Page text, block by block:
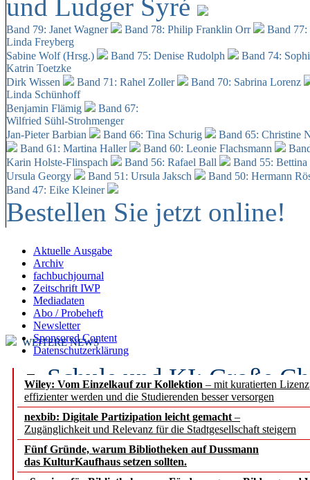
und Ludger Syré
Band 79: Janet Wagner Band 78: Philip Franklin Orr
Band
Linda Freyberg
Sabine Wolf (Hrsg.)
Band 75: Denise Rudolph
Band 74:
Katrin Toetzke
Dirk Wissen
Band 71: Rahel Zoller
Band 70: Sabrina Lorenz
Linda Schünhoff
Benjamin Flämig
Band 67:
Wilfried Sühl-Strohmenger
Jan-Pieter Barbian
Band 66: Tina Schurig
Band 65: Christine
Band 61: Martina Haller
Band 60: Leonie Flachsmann
Karin Holste-Flinspach
Band 56: Rafael Ball
Band 55:
Ursula Georgy
Band 51: Ursula Jaksch Band 50: Hermann
Band 47: Eike Kleiner
Bestellen Sie jetzt online!
Aktuelle Ausgabe
Archiv
fachbuchjournal
Zeitschrift IWP
Mediadaten
Abo / Probeheft
Newsletter
Sponsored Content
Datenschutzerklärung
Wiley: Vom Einzelkauf zur Kollektion – mit kuratierten
effizienter werden und die Studierenden besser versorgen
nexbib: Digitale Partizipation leicht gemacht –
Zugänglichkeit und Relevanz für die Stadtgesellschaft steigern
Fünf Gründe, warum Bibliotheken auf Dussmann
das KulturKaufhaus setzen sollten.
WEITERE NEWS
Schule und KI: Große
Voraussetzungen
Erfolgreiches erstes
Segment Research –